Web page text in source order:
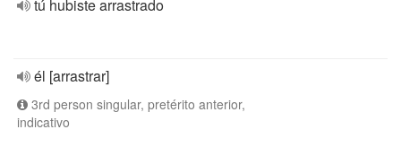
tú hubiste arrastrado
él [arrastrar]
3rd person singular, pretérito anterior,
indicativo